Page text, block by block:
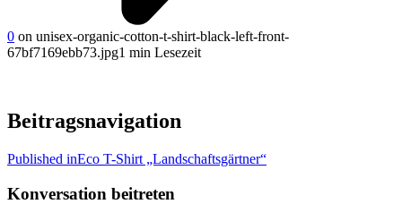
0 on unisex-organic-cotton-t-shirt-black-left-front-
67bf7169ebb73.jpg1 min Lesezeit
Beitragsnavigation
Published inEco T-Shirt „Landschaftsgärtner“
Konversation beitreten